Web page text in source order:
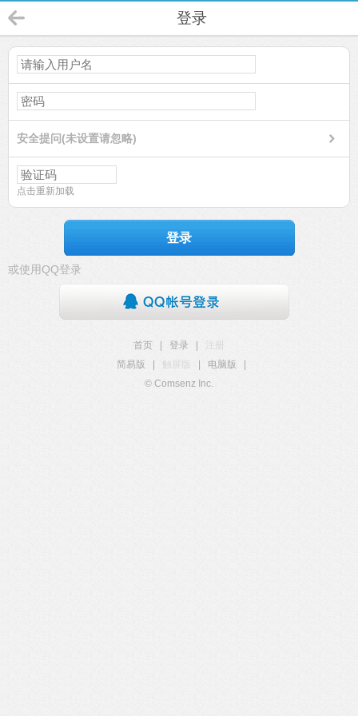
登录
安全提问(未设置请忽略)
点击重新加载
登录
或使用QQ登录
首页 登录
注册
简易版
触屏版 电脑版
© Comsenz Inc.